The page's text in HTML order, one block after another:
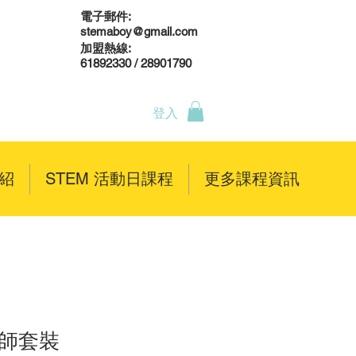
電子郵件:
stemaboy@gmail.com
加盟熱線:
61892330 / 28901790
登入
STEM 活動日課程 更多課程資訊
套裝